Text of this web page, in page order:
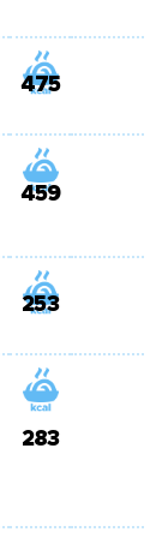
475
459
253
283